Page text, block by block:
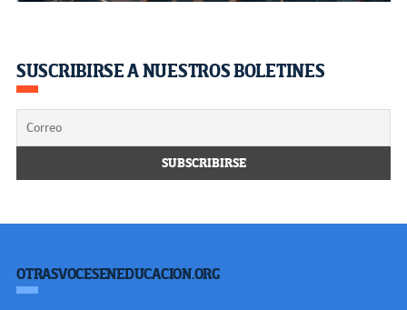
SUSCRIBIRSE A NUESTROS BOLETINES
OTRASVOCESENEDUCACION.ORG